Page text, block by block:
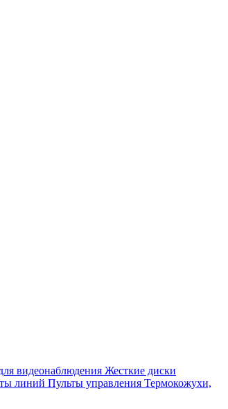
видеонаблюдения Жесткие диски
линий Пульты управления Термокожухи,